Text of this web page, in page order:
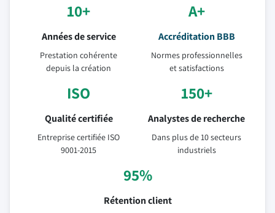
10+
Années de service
Prestation cohérente
depuis la création
A+
Accréditation BBB
Normes professionnelles
et satisfactions
ISO
Qualité certifiée
Entreprise certifiée ISO
9001-2015
150+
Analystes de recherche
Dans plus de 10 secteurs
industriels
95%
Rétention client